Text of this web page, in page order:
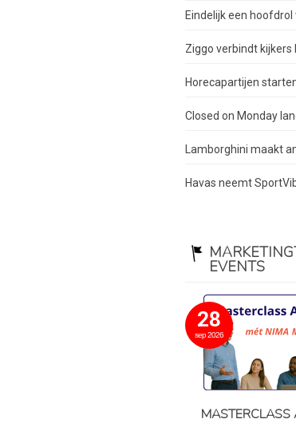
Eindelijk een hoofdrol
Ziggo verbindt kijkers
Horecapartijen
Closed on Monday
Lamborghini maakt
Havas neemt
EVENTS
28
sep 2026
MASTERCLASS